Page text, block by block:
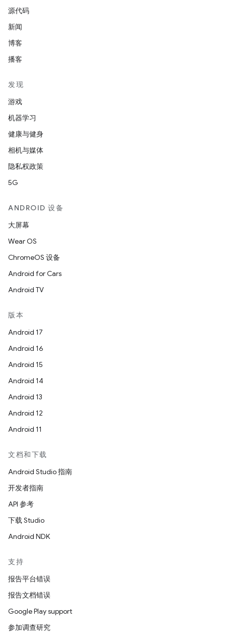
源代码
新闻
博客
播客
发现
游戏
机器学习
健康与健身
相机与媒体
隐私权政策
5G
ANDROID 设备
大屏幕
Wear OS
ChromeOS 设备
Android for Cars
Android TV
版本
Android 17
Android 16
Android 15
Android 14
Android 13
Android 12
Android 11
文档和下载
Android Studio 指南
开发者指南
API 参考
下载 Studio
Android NDK
支持
报告平台错误
报告文档错误
Google Play support
参加调查研究